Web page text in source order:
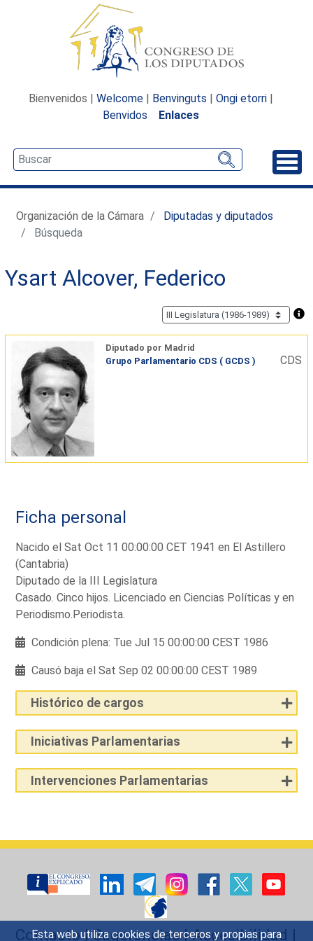
Esta web utiliza cookies de terceros y propias para
Bienvenidos | Welcome | Benvinguts | Ongi etorri |
Benvidos
Enlaces
Organización de la Cámara
Diputadas y diputados
Búsqueda
Ysart Alcover, Federico
Diputado por Madrid
Grupo Parlamentario CDS ( GCDS )
CDS
Ficha personal
Nacido el Sat Oct 11 00:00:00 CET 1941 en El Astillero
(Cantabria)
Diputado de la III Legislatura
Casado. Cinco hijos. Licenciado en Ciencias Políticas y en
Periodismo.Periodista.
Condición plena: Tue Jul 15 00:00:00 CEST 1986
Causó baja el Sat Sep 02 00:00:00 CEST 1989
Histórico de cargos
Iniciativas Parlamentarias
Intervenciones Parlamentarias
Contacto|Sugerencias|Accesibilidad |